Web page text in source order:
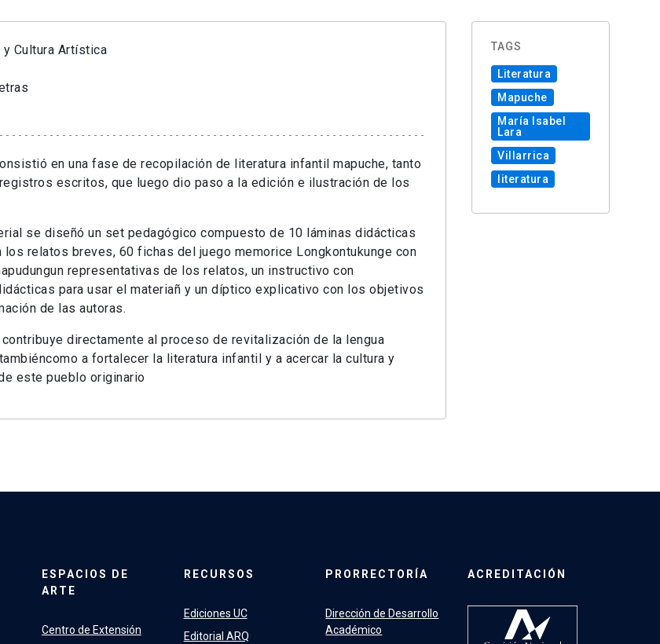
y Cultura Artística
en una fase de recopilación de literatura infantil mapuche, tanto
escritos, que luego dio paso a la edición e ilustración de los
se diseñó un set pedagógico compuesto de 10 láminas didácticas
los relatos breves, 60 fichas del juego memorice Longkontukunge con
representativas de los relatos, un instructivo con
para usar el materiañ y un díptico explicativo con los objetivos
de las autoras.
contribuye directamente al proceso de revitalización de la lengua
a fortalecer la literatura infantil y a acercar la cultura y
este pueblo originario
TAGS
Literatura
Mapuche
María Isabel
Lara
Villarrica
literatura
ESPACIOS DE
ARTE
Centro de Extensión
RECURSOS
Ediciones UC
Editorial ARQ
PRORRECTORÍA
Dirección de Desarrollo
Académico
ACREDITACIÓN